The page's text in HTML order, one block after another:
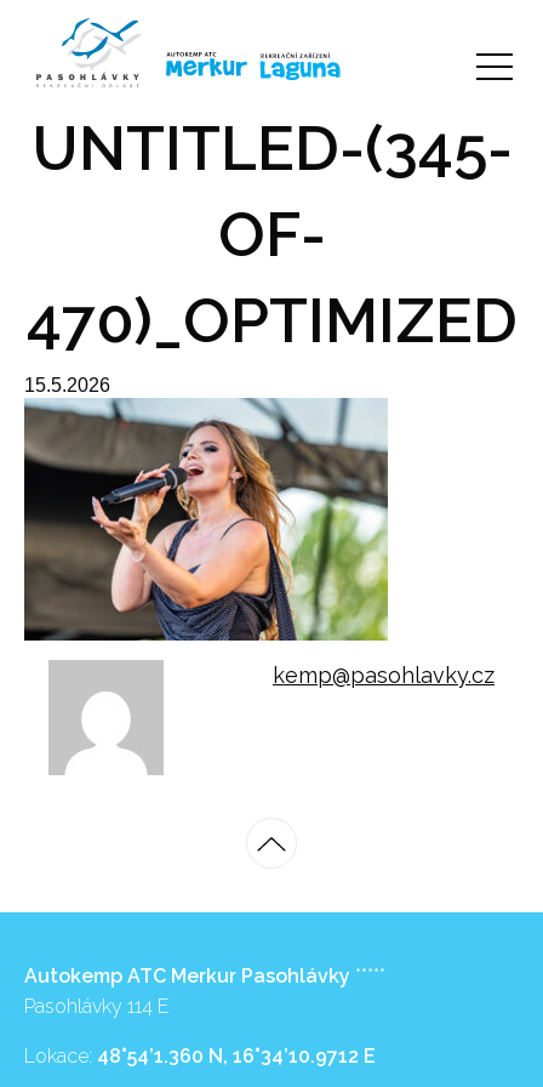
UNTITLED-(345-
OF-
470)_OPTIMIZED
15.5.2026
kemp@pasohlavky.cz
Autokemp ATC Merkur Pasohlávky *****
Pasohlávky 114 E
Lokace: 48°54’1.360 N, 16°34’10.9712 E